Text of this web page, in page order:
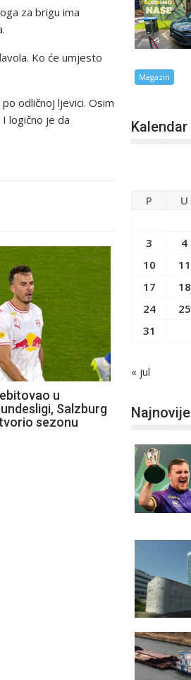
za brigu ima
Ko će umjesto
odličnoj ljevici. Osim
logično je da
u
Salzburg
sezonu
Magazin
Kalendar
P U
3
4
10
11
17
18
24
25
31
« jul
Najnovije